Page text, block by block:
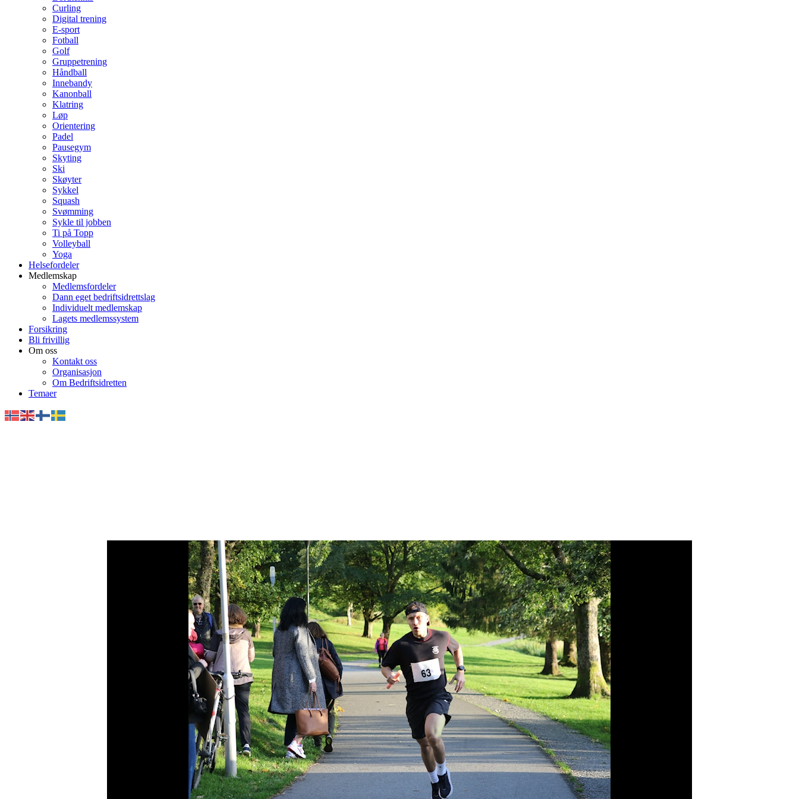
Curling
Digital trening
E-sport
Fotball
Golf
Gruppetrening
Håndball
Innebandy
Kanonball
Klatring
Løp
Orientering
Padel
Pausegym
Skyting
Ski
Skøyter
Sykkel
Squash
Svømming
Sykle til jobben
Ti på Topp
Volleyball
Yoga
Helsefordeler
Medlemskap
Medlemsfordeler
Dann eget bedriftsidrettslag
Individuelt medlemskap
Lagets medlemssystem
Forsikring
Bli frivillig
Om oss
Kontakt oss
Organisasjon
Om Bedriftsidretten
Temaer